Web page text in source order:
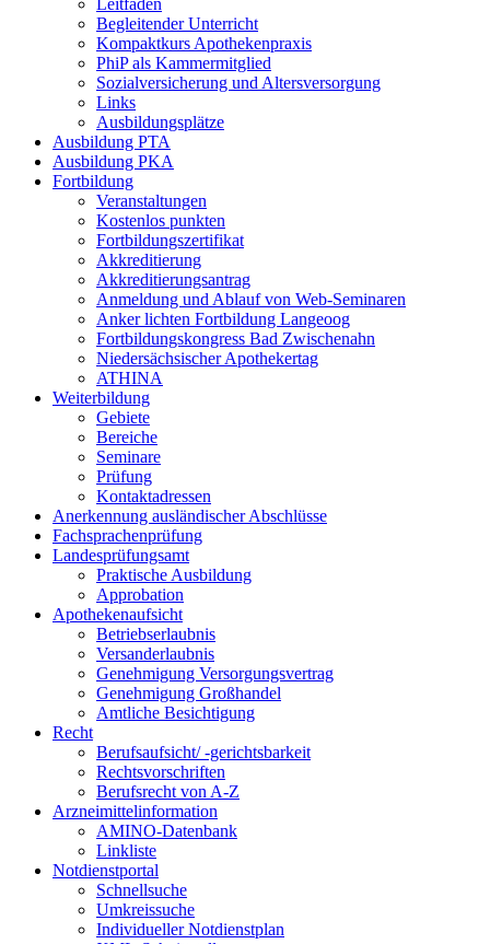
Leitfaden
Begleitender Unterricht
Kompaktkurs Apothekenpraxis
PhiP als Kammermitglied
Sozialversicherung und Altersversorgung
Links
Ausbildungsplätze
Ausbildung PTA
Ausbildung PKA
Fortbildung
Veranstaltungen
Kostenlos punkten
Fortbildungszertifikat
Akkreditierung
Akkreditierungsantrag
Anmeldung und Ablauf von Web-Seminaren
Anker lichten Fortbildung Langeoog
Fortbildungskongress Bad Zwischenahn
Niedersächsischer Apothekertag
ATHINA
Weiterbildung
Gebiete
Bereiche
Seminare
Prüfung
Kontaktadressen
Anerkennung ausländischer Abschlüsse
Fachsprachenprüfung
Landesprüfungsamt
Praktische Ausbildung
Approbation
Apothekenaufsicht
Betriebserlaubnis
Versanderlaubnis
Genehmigung Versorgungsvertrag
Genehmigung Großhandel
Amtliche Besichtigung
Recht
Berufsaufsicht/ -gerichtsbarkeit
Rechtsvorschriften
Berufsrecht von A-Z
Arzneimittelinformation
AMINO-Datenbank
Linkliste
Notdienstportal
Schnellsuche
Umkreissuche
Individueller Notdienstplan